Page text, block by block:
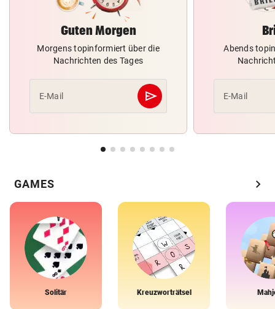
Guten Morgen
Morgens topinformiert über die
Nachrichten des Tages
E-Mail send
Abschicken
Abends
E-Mail
GAMES chevron_right
Solitär Kreuzworträtsel